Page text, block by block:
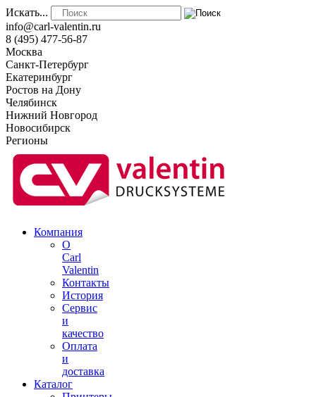
Искать...
info@carl-valentin.ru
8 (495) 477-56-87
Москва
Санкт-Петербург
Екатеринбург
Ростов на Дону
Челябинск
Нижний Новгород
Новосибирск
Регионы
Компания
О
Carl
Valentin
Контакты
История
Сервис
и
качество
Оплата
и
доставка
Каталог